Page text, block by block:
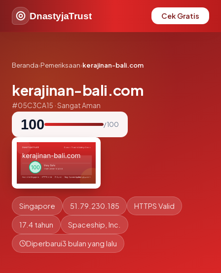
DnastyjaTrust Cek Gratis
Beranda›Pemeriksaan›kerajinan-bali.com
kerajinan-bali.com
#05C3CA15 · Sangat Aman
100 / 100
Singapore 51.79.230.185 HTTPS Valid
17.4 tahun Spaceship, Inc.
Diperbarui3 bulan yang lalu